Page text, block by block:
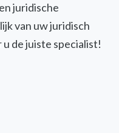
juridische
van uw juridisch
de juiste specialist!